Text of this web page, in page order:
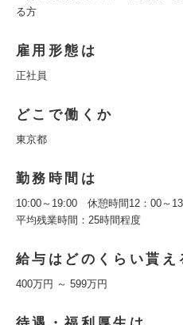
る方
雇用形態は
正社員
どこで働くか
東京都
勤務時間は
10:00～19:00 休憩時間12：00～
平均残業時間：25時間程度
給与はどのくらい貰え
400万円 ～ 599万円